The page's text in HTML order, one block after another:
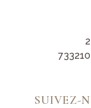
SUIVEZ-